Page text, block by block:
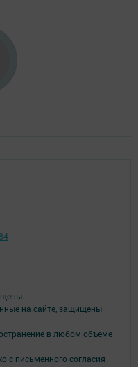
на сайте, защищены
в любом объеме
с письменного согласия